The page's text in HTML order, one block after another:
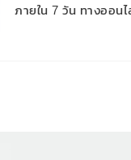
ภายใน 7 วัน ทางออน